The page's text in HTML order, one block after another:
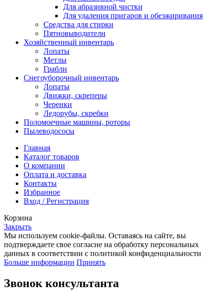
Для абразивной чистки
Для удаления пригаров и обезжиривания
Средства для стирки
Пятновыводители
Хозяйственный инвентарь
Лопаты
Метлы
Грабли
Снегоуборочный инвентарь
Лопаты
Движки, скреперы
Черенки
Ледорубы, скребки
Поломоечные машины, роторы
Пылеводососы
Главная
Каталог товаров
О компании
Оплата и доставка
Контакты
Избранное
Вход / Регистрация
Корзина
Закрыть
Мы используем cookie-файлы. Оставаясь на сайте, вы
подтверждаете свое согласие на обработку персональных
данных в соответствии с политикой конфиденциальности
Больше информации Принять
Звонок консультанта